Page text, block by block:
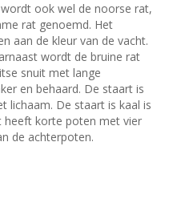
ook wel de noorse rat,
rat genoemd. Het
aan de kleur van de vacht.
wordt de bruine rat
snuit met lange
en behaard. De staart is
lichaam. De staart is kaal is
heeft korte poten met vier
de achterpoten.